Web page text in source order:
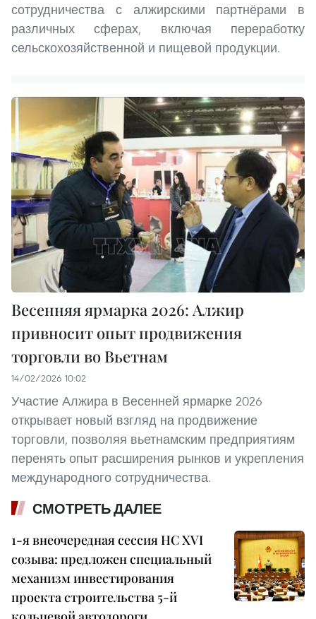
сотрудничества с алжирскими партнёрами в
различных сферах, включая переработку
сельскохозяйственной и пищевой продукции.
Весенняя ярмарка 2026: Алжир
привносит опыт продвижения
торговли во Вьетнам
14/02/2026 10:02
Участие Алжира в Весенней ярмарке 2026
открывает новый взгляд на продвижение
торговли, позволяя вьетнамским предприятиям
перенять опыт расширения рынков и укрепления
международного сотрудничества.
СМОТРЕТЬ ДАЛЕЕ
1-я внеочередная сессия НС XVI
созыва: предложен специальный
механизм инвестирования
проекта строительства 5-й